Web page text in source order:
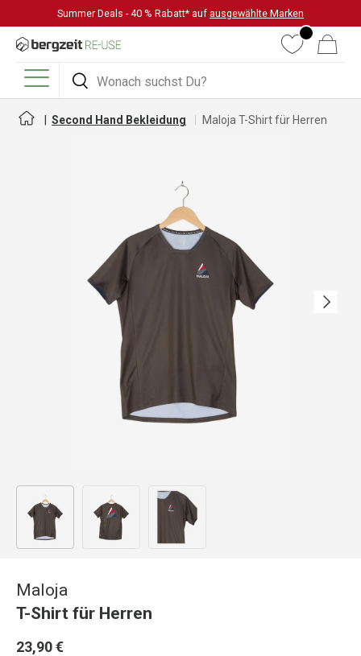
DIREKT ZUM INHALT
Summer Deals - 40 % Rabatt* auf ausgewählte Marken
Suchen
Suchen
WunschlisteWarenkorb
Menü
Second Hand Bekleidung Maloja T-Shirt für Herren
Nächste
Bild 1 in Galerieansicht laden
Maloja
T-Shirt für Herren
23,90 €